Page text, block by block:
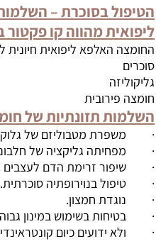
הטיפול בסוכרת –
ליפואית מהווה קו פקטור
החומצה האלפא ליפואית חיונית
סוכרים
גליקוליזה
חומצה פירובית
השלמות תזונתיות של
· משפרת מטבוליזם של
· מפחיתה גליקציה של
· שיפור זרימת הדם לעצבים
· טיפול בנוירופתיה סוכרתית.
· נוגדת חמצון.
· בטיחות בשימוש במינון גבוה
· ולא ידועים כיום